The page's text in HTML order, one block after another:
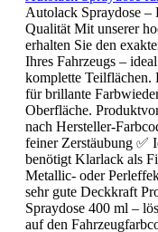
Autolack Spraydose –
Qualität Mit unserer
erhalten Sie den
Ihres Fahrzeugs –
komplette Teilflächen.
für brillante
Oberfläche.
nach Hersteller-
feiner Zerstäubung ✅
benötigt Klarlack als
Metallic- oder
sehr gute Deckkraft
Spraydose 400 ml –
auf den